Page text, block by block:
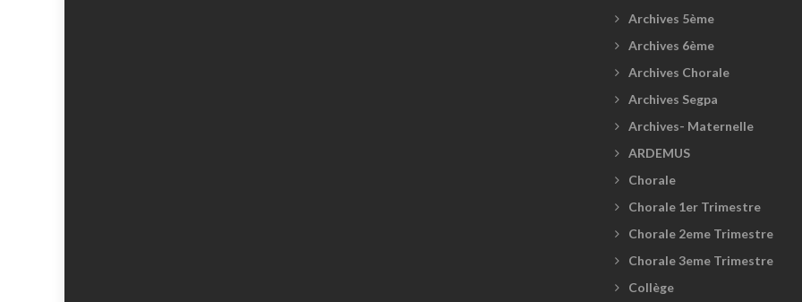
Archives 5ème
Archives 6ème
Archives Chorale
Archives Segpa
Archives- Maternelle
ARDEMUS
Chorale
Chorale 1er Trimestre
Chorale 2eme Trimestre
Chorale 3eme Trimestre
Collège